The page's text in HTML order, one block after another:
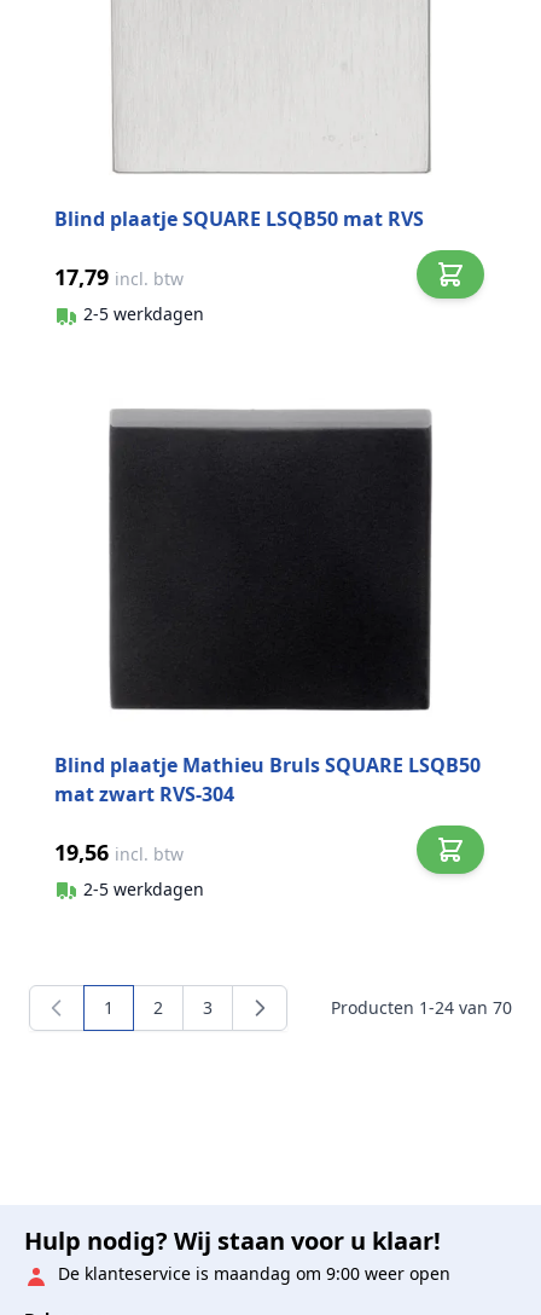
Blind plaatje SQUARE LSQB50 mat RVS
17,79 incl. btw
2-5 werkdagen
Blind plaatje Mathieu Bruls SQUARE LSQB50
mat zwart RVS-304
19,56 incl. btw
2-5 werkdagen
Producten 1-24 van 70
U lees momenteel pagina
1 Pagina
2 Pagina
3
Hulp nodig? Wij staan voor u klaar!
De klanteservice is maandag om 9:00 weer open